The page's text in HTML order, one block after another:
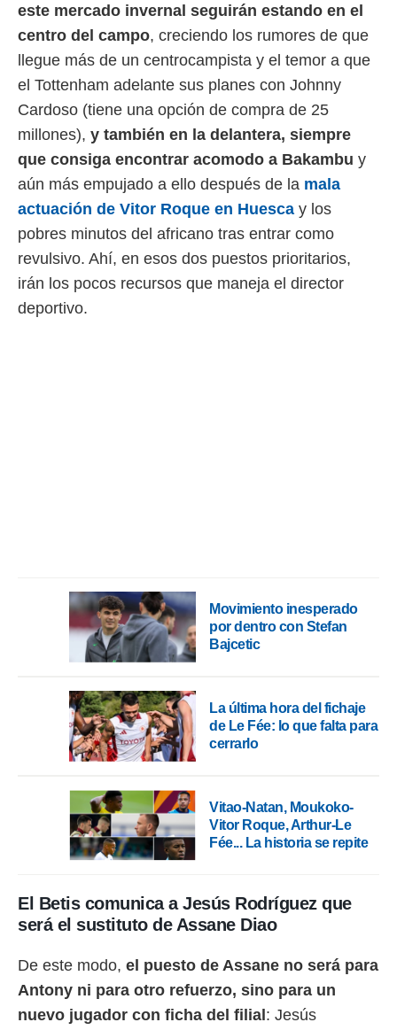
este mercado invernal seguirán estando en el
centro del campo, creciendo los rumores de que
llegue más de un centrocampista y el temor a que
el Tottenham adelante sus planes con Johnny
Cardoso (tiene una opción de compra de 25
millones), y también en la delantera, siempre
que consiga encontrar acomodo a Bakambu y
aún más empujado a ello después de la mala
actuación de Vitor Roque en Huesca y los
pobres minutos del africano tras entrar como
revulsivo. Ahí, en esos dos puestos prioritarios,
irán los pocos recursos que maneja el director
deportivo.
Movimiento inesperado
por dentro con Stefan
Bajcetic
La última hora del fichaje
de Le Fée: lo que falta para
cerrarlo
Vitao-Natan, Moukoko-
Vitor Roque, Arthur-Le
Fée... La historia se repite
El Betis comunica a Jesús Rodríguez que
será el sustituto de Assane Diao
De este modo, el puesto de Assane no será para
Antony ni para otro refuerzo, sino para un
nuevo jugador con ficha del filial : Jesús